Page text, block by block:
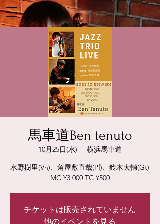
馬車道Ben tenuto
10月25日(水)
  |
横浜馬車道
水野樹里(Vn)、角屋敷直哉(Pf)、鈴木大輔(Gt)
MC ¥3,000 TC ¥500
チケットは販売されていません
他のイベントを見る